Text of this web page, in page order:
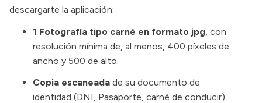
descargarte la aplicación:
1 Fotografía tipo carné en formato jpg , con
resolución mínima de, al menos, 400 píxeles de
ancho y 500 de alto.
Copia escaneada de su documento de
identidad (DNI, Pasaporte, carné de conducir).